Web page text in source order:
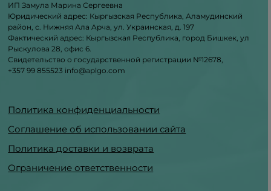
ИП Замула Марина Сергеевна
Юридический адрес: Кыргызская Республика, Аламудинский
район, с. Нижняя Ала Aрча, ул. Украинская, д. 197
Фактический адрес: Кыргызская Республика, город Бишкек, ул
Рыскулова 28, офис 6.
Свидетельство о государственной регистрации №12678,
+357 99 855523 info@aplgo.com
Политика конфиденциальности
Соглашение об использовании сайта
Политика доставки и возврата
Ограничение ответственности